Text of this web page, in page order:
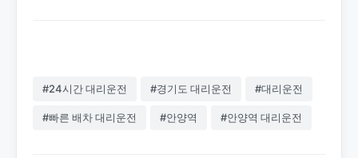
#24시간 대리운전 #경기도 대리운전 #대리운전
#빠른 배차 대리운전 #안양역 #안양역 대리운전